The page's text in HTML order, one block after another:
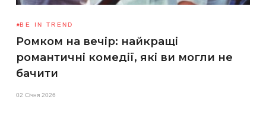
BE IN TREND
Ромком на вечір: найкращі
романтичні комедії, які ви могли не
бачити
02 Січня 2026